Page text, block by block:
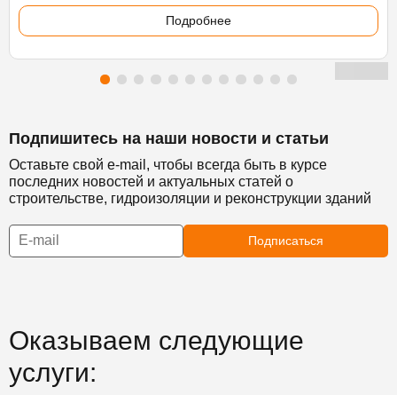
Подробнее
Подпишитесь на наши новости и статьи
Оставьте свой e-mail, чтобы всегда быть в курсе
последних новостей и актуальных статей о
строительстве, гидроизоляции и реконструкции зданий
Подписаться
Оказываем следующие
услуги: